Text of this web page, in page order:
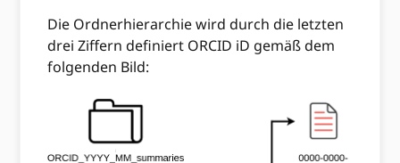
Die Ordnerhierarchie wird durch die letzten
drei Ziffern definiert ORCID iD gemäß dem
folgenden Bild: